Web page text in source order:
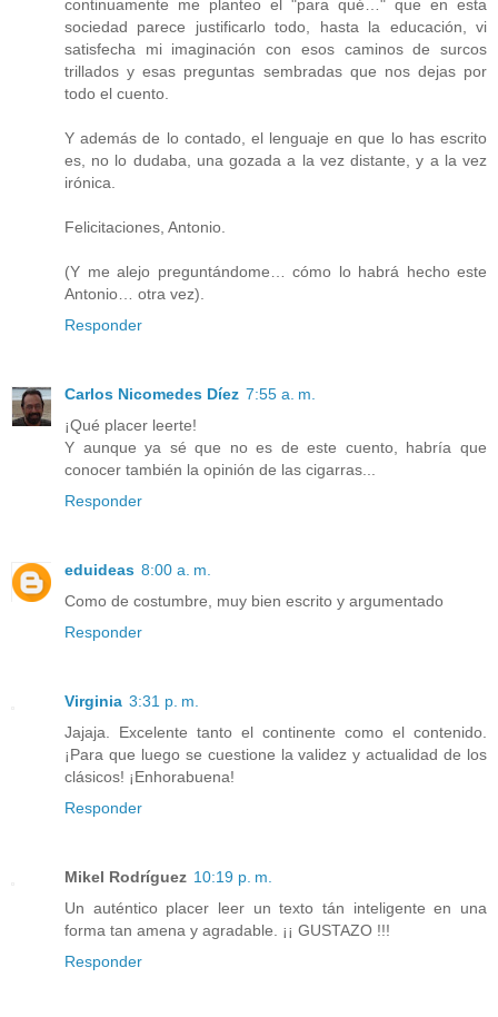
continuamente me planteo el "para qué…" que en esta
sociedad parece justificarlo todo, hasta la educación, vi
satisfecha mi imaginación con esos caminos de surcos
trillados y esas preguntas sembradas que nos dejas por
todo el cuento.
Y además de lo contado, el lenguaje en que lo has escrito
es, no lo dudaba, una gozada a la vez distante, y a la vez
irónica.
Felicitaciones, Antonio.
(Y me alejo preguntándome… cómo lo habrá hecho este
Antonio… otra vez).
Responder
Carlos Nicomedes Díez 7:55 a. m.
¡Qué placer leerte!
Y aunque ya sé que no es de este cuento, habría que
conocer también la opinión de las cigarras...
Responder
eduideas 8:00 a. m.
Como de costumbre, muy bien escrito y argumentado
Responder
Virginia 3:31 p. m.
Jajaja. Excelente tanto el continente como el contenido.
¡Para que luego se cuestione la validez y actualidad de los
clásicos! ¡Enhorabuena!
Responder
Mikel Rodríguez 10:19 p. m.
Un auténtico placer leer un texto tán inteligente en una
forma tan amena y agradable. ¡¡ GUSTAZO !!!
Responder